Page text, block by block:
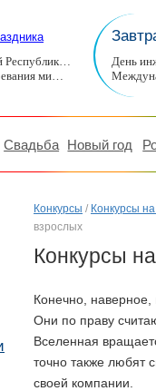
Республик…
ми…
День
Свадьба Новый год
Конкурсы / Конкурсы
взрослых
Конкурсы
Конечно, наверное,
Они по праву
Вселенная
точно также любят
своей компании.